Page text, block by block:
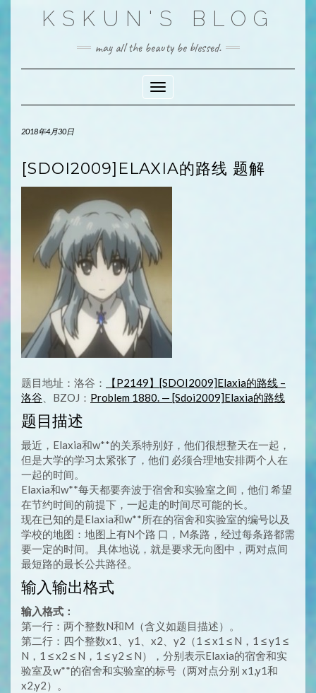
KSKUN'S BLOG
may all the beauty be blessed.
Toggle Navigation
2018年4月30日
[SDOI2009]ELAXIA的路线 题解
题目地址：洛谷：
【P2149】[SDOI2009]Elaxia的路线 –
洛谷 、BZOJ： Problem 1880. — [Sdoi2009]Elaxia的路线
题目描述
最近，Elaxia和w**的关系特别好，他们很想整天在一起，
但是大学的学习太紧张了，他们 必须合理地安排两个人在
一起的时间。
Elaxia和w**每天都要奔波于宿舍和实验室之间，他们 希望
在节约时间的前提下，一起走的时间尽可能的长。
现在已知的是Elaxia和w**所在的宿舍和实验室的编号以及
学校的地图：地图上有N个路 口，M条路，经过每条路都需
要一定的时间。 具体地说，就是要求无向图中，两对点间
最短路的最长公共路径。
输入输出格式
输入格式：
第一行：两个整数N和M（含义如题目描述）。
第二行：四个整数x1、y1、x2、y2（1 ≤ x1 ≤ N，1 ≤ y1 ≤
N，1 ≤ x2 ≤ N，1 ≤ y2 ≤ N），分别表示Elaxia的宿舍和实
验室及w**的宿舍和实验室的标号（两对点分别 x1,y1和
x2,y2）。